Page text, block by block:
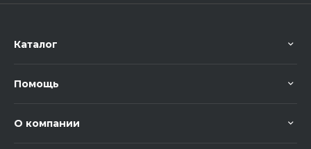
Каталог
Помощь
О компании